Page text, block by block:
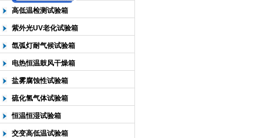
高低温检测试验箱
紫外光UV老化试验箱
氙弧灯耐气候试验箱
电热恒温鼓风干燥箱
盐雾腐蚀性试验箱
硫化氢气体试验箱
恒温恒湿试验箱
交变高低温试验箱